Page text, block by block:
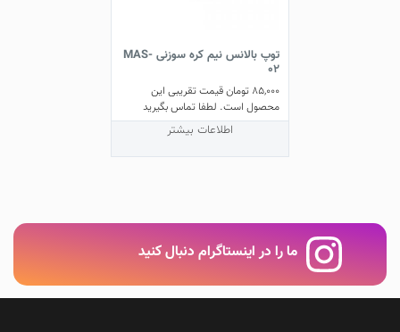
توپ بالانس نیم کره سوزنی MAS-
02
85,000 تومانقیمت تقریبی این
محصول است. لطفا تماس بگیرید
اطلاعات بیشتر
ما را در اینستاگرام دنبال کنید